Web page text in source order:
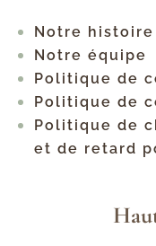
Notre histoire
Notre équipe
Politique de
Politique de
Politique de
et de retard